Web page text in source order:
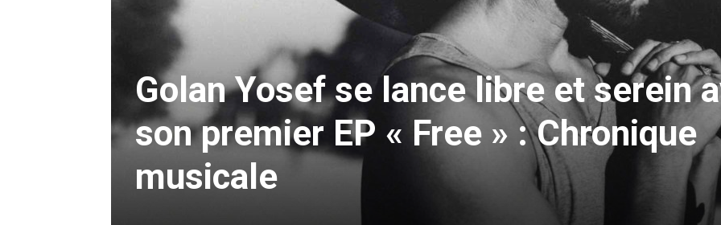
Golan Yosef se lance libre et serein
son premier EP « Free » : Chronique
musicale